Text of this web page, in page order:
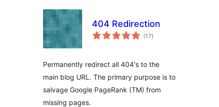
404 Redirection
(17कुल
रेटिङ्गहरू
)
Permanently redirect all 404's to the
main blog URL. The primary purpose is to
salvage Google PageRank (TM) from
missing pages.